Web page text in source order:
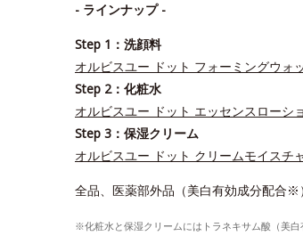
- ラインナップ -
Step 1：洗顔料
オルビスユー ドット フォーミングウォ
Step 2：化粧水
オルビスユー ドット エッセンスローシ
Step 3：保湿クリーム
オルビスユー ドット クリームモイスチ
全品、医薬部外品（美白有効成分配合※）
※化粧水と保湿クリームにはトラネキサム酸（美